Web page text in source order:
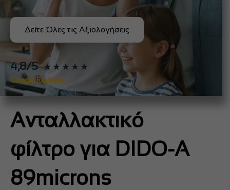
Δείτε Όλες τις Αξιολογήσεις
4,8/5 ★★★★★
Google Reviews
Ανταλλακτικό
φίλτρο για DIDO-A
89microns